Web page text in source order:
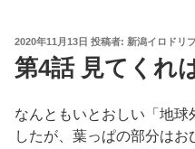
投
稿
日:
2020年11月13日 投稿者: 新潟イロドリ
第4話 見てくれ
なんともいとおしい「地
したが、葉っぱの部分は